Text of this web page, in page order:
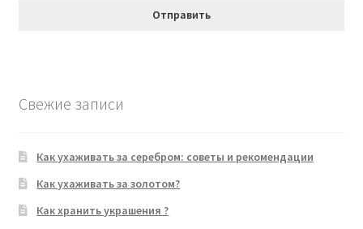
Свежие записи
Как ухаживать за серебром: советы и рекомендации
Как ухаживать за золотом?
Как хранить украшения ?